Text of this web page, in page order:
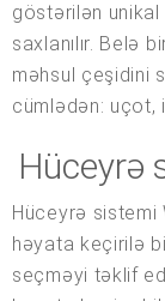
göstərilən unikal
saxlanılır. Belə
məhsul çeşidini
cümlədən: uçot,
Hüceyrə
Hüceyrə sistemi
həyata keçirilə
seçməyi təklif